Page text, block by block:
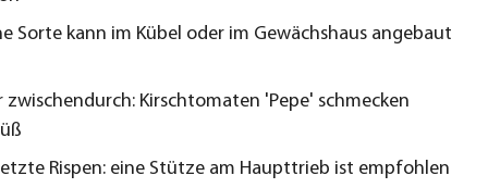
Sorte kann im Kübel oder im Gewächshaus angebaut
zwischendurch: Kirschtomaten 'Pepe' schmecken
Rispen: eine Stütze am Haupttrieb ist empfohlen